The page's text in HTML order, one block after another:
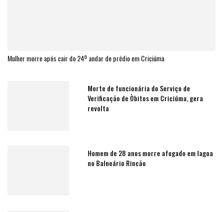
Mulher morre após cair do 24º andar de prédio em Criciúma
Morte de funcionária do Serviço de
Verificação de Òbitos em Criciúma, gera
revolta
Homem de 28 anos morre afogado em lagoa
no Balneário Rincão